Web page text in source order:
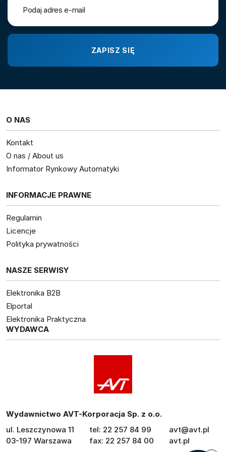
O NAS
Kontakt
O nas / About us
Informator Rynkowy Automatyki
INFORMACJE PRAWNE
Regulamin
Licencje
Polityka prywatności
NASZE SERWISY
Elektronika B2B
Elportal
Elektronika Praktyczna
WYDAWCA
Wydawnictwo AVT-Korporacja Sp. z o.o.
ul. Leszczynowa 11
03-197 Warszawa
tel: 22 257 84 99
fax: 22 257 84 00
avt@avt.pl
avt.pl